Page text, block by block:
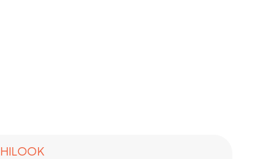
HILOOK